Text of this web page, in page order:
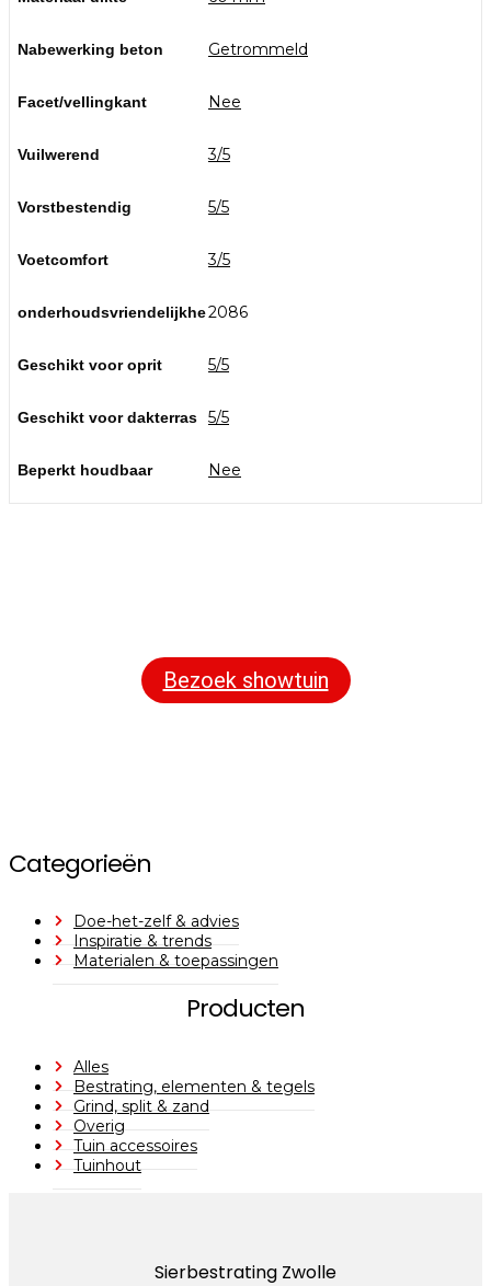
Nabewerking beton Getrommeld
Facet/vellingkant Nee
Vuilwerend 3/5
Vorstbestendig 5/5
Voetcomfort 3/5
onderhoudsvriendelijkhe2086
Geschikt voor oprit 5/5
Geschikt voor dakterras 5/5
Beperkt houdbaar Nee
Bezoek showtuin
Categorieën
Doe-het-zelf & advies
Inspiratie & trends
Materialen & toepassingen
Producten
Alles
Bestrating, elementen & tegels
Grind, split & zand
Overig
Tuin accessoires
Tuinhout
Sierbestrating Zwolle